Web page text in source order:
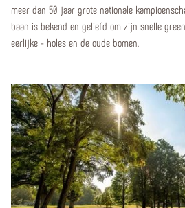
meer dan 50 jaar grote nationale
baan is bekend en geliefd om zijn snelle
eerlijke - holes en de oude bomen.